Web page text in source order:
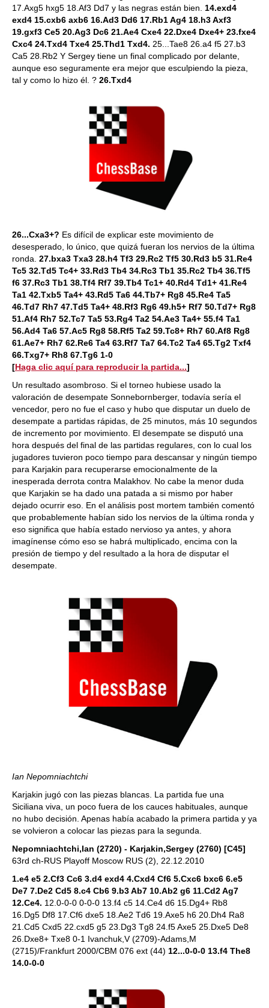
17.Axg5 hxg5 18.Af3 Dd7 y las negras están bien. 14.exd4
exd4 15.cxb6 axb6 16.Ad3 Dd6 17.Rb1 Ag4 18.h3 Axf3
19.gxf3 Ce5 20.Ag3 Dc6 21.Ae4 Cxe4 22.Dxe4 Dxe4+ 23.fxe4
Cxc4 24.Txd4 Txe4 25.Thd1 Txd4. 25...Tae8 26.a4 f5 27.b3
Ca5 28.Rb2 Y Sergey tiene un final complicado por delante,
aunque eso seguramente era mejor que esculpiendo la pieza,
tal y como lo hizo él. ? 26.Txd4
26...Cxa3+? Es difícil de explicar este movimiento de
desesperado, lo único, que quizá fueran los nervios de la última
ronda. 27.bxa3 Txa3 28.h4 Tf3 29.Rc2 Tf5 30.Rd3 b5 31.Re4
Tc5 32.Td5 Tc4+ 33.Rd3 Tb4 34.Rc3 Tb1 35.Rc2 Tb4 36.Tf5
f6 37.Rc3 Tb1 38.Tf4 Rf7 39.Tb4 Tc1+ 40.Rd4 Td1+ 41.Re4
Ta1 42.Txb5 Ta4+ 43.Rd5 Ta6 44.Tb7+ Rg8 45.Re4 Ta5
46.Td7 Rh7 47.Td5 Ta4+ 48.Rf3 Rg6 49.h5+ Rf7 50.Td7+ Rg8
51.Af4 Rh7 52.Tc7 Ta5 53.Rg4 Ta2 54.Ae3 Ta4+ 55.f4 Ta1
56.Ad4 Ta6 57.Ac5 Rg8 58.Rf5 Ta2 59.Tc8+ Rh7 60.Af8 Rg8
61.Ae7+ Rh7 62.Re6 Ta4 63.Rf7 Ta7 64.Tc2 Ta4 65.Tg2 Txf4
66.Txg7+ Rh8 67.Tg6 1-0
[Haga clic aquí para reproducir la partida...]
Un resultado asombroso. Si el torneo hubiese usado la
valoración de desempate Sonnebornberger, todavía sería el
vencedor, pero no fue el caso y hubo que disputar un duelo de
desempate a partidas rápidas, de 25 minutos, más 10 segundos
de incremento por movimiento. El desempate se disputó una
hora después del final de las partidas regulares, con lo cual los
jugadores tuvieron poco tiempo para descansar y ningún tiempo
para Karjakin para recuperarse emocionalmente de la
inesperada derrota contra Malakhov. No cabe la menor duda
que Karjakin se ha dado una patada a si mismo por haber
dejado ocurrir eso. En el análisis post mortem también comentó
que probablemente habían sido los nervios de la última ronda y
eso significa que había estado nervioso ya antes, y ahora
imagínense cómo eso se habrá multiplicado, encima con la
presión de tiempo y del resultado a la hora de disputar el
desempate.
Ian Nepomniachtchi
Karjakin jugó con las piezas blancas. La partida fue una
Siciliana viva, un poco fuera de los cauces habituales, aunque
no hubo decisión. Apenas había acabado la primera partida y ya
se volvieron a colocar las piezas para la segunda.
Nepomniachtchi,Ian (2720) - Karjakin,Sergey (2760) [C45]
63rd ch-RUS Playoff Moscow RUS (2), 22.12.2010
1.e4 e5 2.Cf3 Cc6 3.d4 exd4 4.Cxd4 Cf6 5.Cxc6 bxc6 6.e5
De7 7.De2 Cd5 8.c4 Cb6 9.b3 Ab7 10.Ab2 g6 11.Cd2 Ag7
12.Ce4. 12.0-0-0 0-0-0 13.f4 c5 14.Ce4 d6 15.Dg4+ Rb8
16.Dg5 Df8 17.Cf6 dxe5 18.Ae2 Td6 19.Axe5 h6 20.Dh4 Ra8
21.Cd5 Cxd5 22.cxd5 g5 23.Dg3 Tg8 24.f5 Axe5 25.Dxe5 De8
26.Dxe8+ Txe8 0-1 Ivanchuk,V (2709)-Adams,M
(2715)/Frankfurt 2000/CBM 076 ext (44) 12...0-0-0 13.f4 The8
14.0-0-0